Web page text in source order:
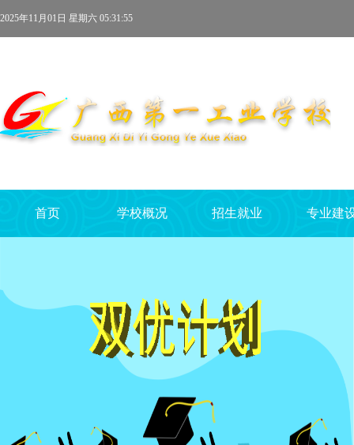
2025年11月01日 星期六 05:31:55
首页 学校概况 招生就业 专业建